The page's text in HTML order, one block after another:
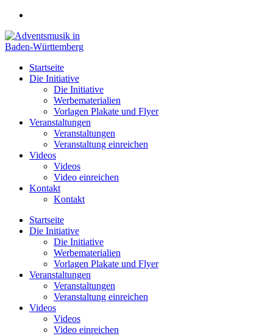
Zum
springen
Startseite
Die Initiative
Die Initiative
Werbematerialien
Vorlagen Plakate und Flyer
Veranstaltungen
Veranstaltungen
Veranstaltung einreichen
Videos
Videos
Video einreichen
Kontakt
Kontakt
Startseite
Die Initiative
Die Initiative
Werbematerialien
Vorlagen Plakate und Flyer
Veranstaltungen
Veranstaltungen
Veranstaltung einreichen
Videos
Videos
Video einreichen